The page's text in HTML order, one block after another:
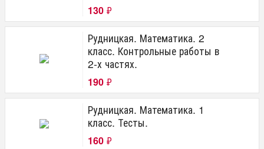
130 ₽
Рудницкая. Математика. 2
класс. Контрольные работы в
2-х частях.
190 ₽
Рудницкая. Математика. 1
класс. Тесты.
160 ₽